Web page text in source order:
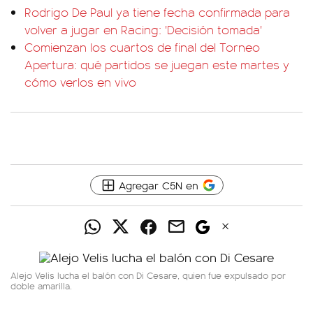
Rodrigo De Paul ya tiene fecha confirmada para
volver a jugar en Racing: 'Decisión tomada'
Comienzan los cuartos de final del Torneo
Apertura: qué partidos se juegan este martes y
cómo verlos en vivo
Agregar C5N en
Alejo Velis lucha el balón con Di Cesare, quien fue expulsado por
doble amarilla.